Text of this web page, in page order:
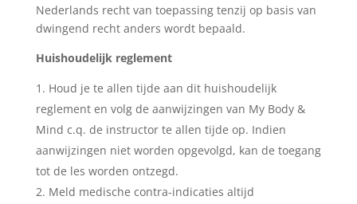
Nederlands recht van toepassing tenzij op basis van
dwingend recht anders wordt bepaald.
Huishoudelijk reglement
Houd je te allen tijde aan dit huishoudelijk
reglement en volg de aanwijzingen van My Body &
Mind c.q. de instructor te allen tijde op. Indien
aanwijzingen niet worden opgevolgd, kan de toegang
tot de les worden ontzegd.
Meld medische contra-indicaties altijd